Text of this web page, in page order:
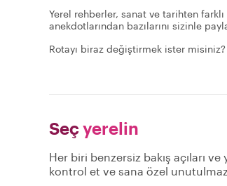
Yerel rehberler, sanat ve tarihten
anekdotlarından bazılarını sizinle
Rotayı biraz değiştirmek ister
Seçyerelin
Her biri benzersiz bakış açıları
kontrol et ve sana özel